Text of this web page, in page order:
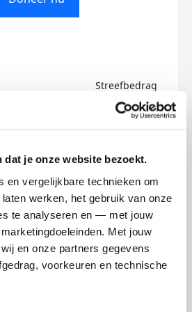
dat je onze website bezoekt.
en vergelijkbare technieken om
werken, het gebruik van onze
te analyseren en — met jouw
Met jouw
en onze partners gegevens
voorkeuren en technische
Streefbedrag
€500
badges